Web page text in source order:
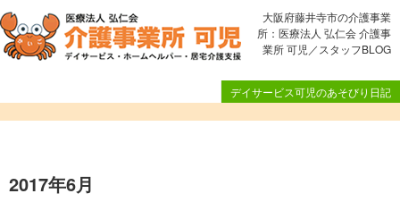
大阪府藤井寺市の介護事業
所：医療法人 弘仁会 介護事
業所 可児／スタッフBLOG
デイサービス可児のあそびり日記
2017年6月